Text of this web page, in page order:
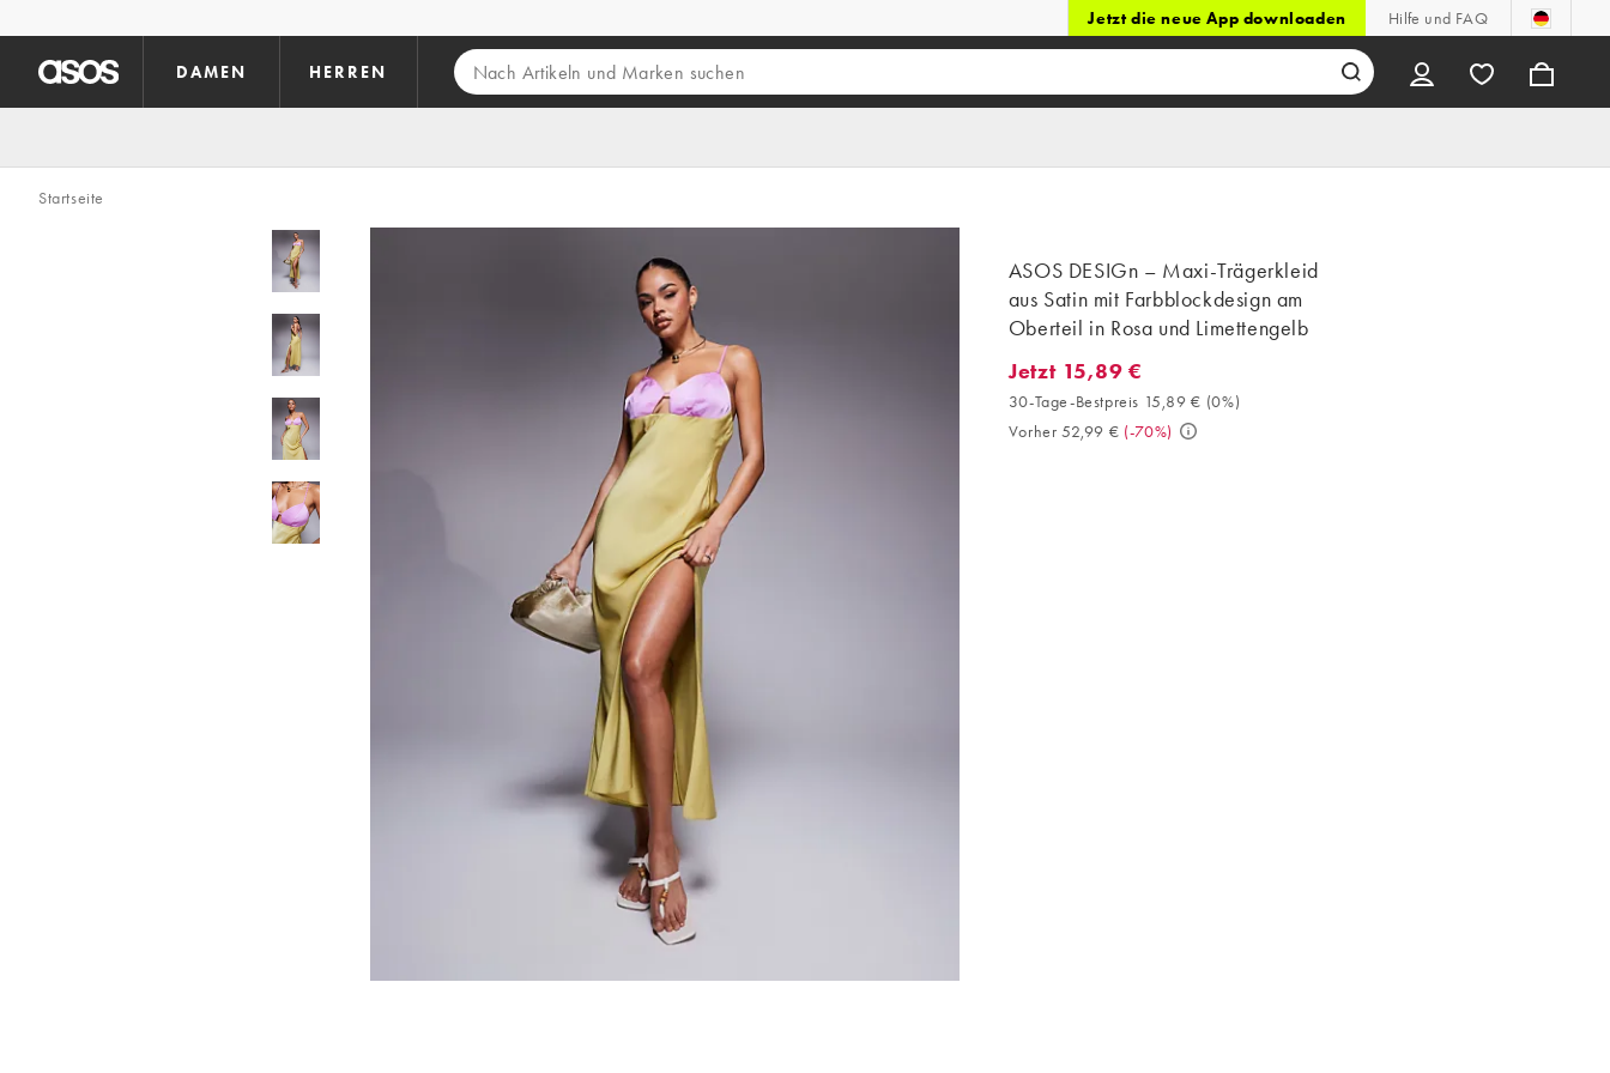
Jetzt die neue App downloaden Hilfe und FAQ
DAMEN HERREN
Startseite
ASOS DESIGn – Maxi-Trägerkleid
aus Satin mit Farbblockdesign am
Oberteil in Rosa und Limettengelb
Jetzt 15,89 €. 30-Tage-Bestpreis 15,89 € (0%). Vorher 52,99 €. (-70%)
Jetzt 15,89 €
30-Tage-Bestpreis 15,89 € (0%)
Vorher 52,99 € (-70%)